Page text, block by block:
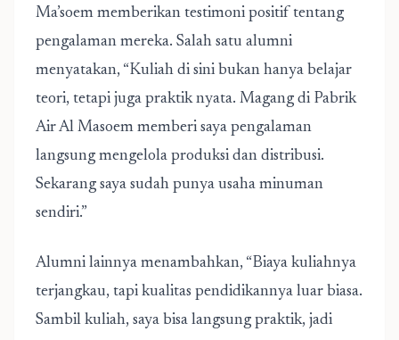
Ma’soem memberikan testimoni positif tentang
pengalaman mereka. Salah satu alumni
menyatakan, “Kuliah di sini bukan hanya belajar
teori, tetapi juga praktik nyata. Magang di Pabrik
Air Al Masoem memberi saya pengalaman
langsung mengelola produksi dan distribusi.
Sekarang saya sudah punya usaha minuman
sendiri.”
Alumni lainnya menambahkan, “Biaya kuliahnya
terjangkau, tapi kualitas pendidikannya luar biasa.
Sambil kuliah, saya bisa langsung praktik, jadi